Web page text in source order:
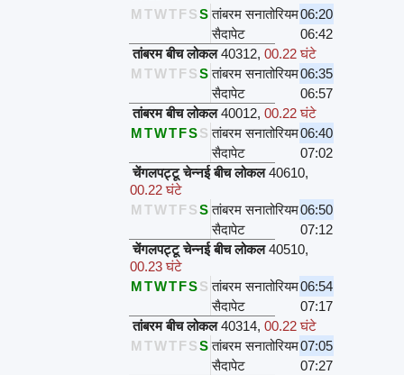
M TWTFSS तांबरम सनातोरियम06:20
सैदापेट
06:42
तांबरम बीच लोकल 40312,00.22 घंटे
M TWTFSS तांबरम सनातोरियम06:35
सैदापेट
06:57
तांबरम बीच लोकल 40012,00.22 घंटे
MTWTFSS तांबरम सनातोरियम06:40
सैदापेट
07:02
चेंगलपट्टू चेन्नई बीच लोकल 40610,
00.22 घंटे
M TWTFSS तांबरम सनातोरियम06:50
सैदापेट
07:12
चेंगलपट्टू चेन्नई बीच लोकल 40510,
00.23 घंटे
MTWTFSS तांबरम सनातोरियम06:54
सैदापेट
07:17
तांबरम बीच लोकल 40314,00.22 घंटे
M TWTFSS तांबरम सनातोरियम07:05
सैदापेट
07:27